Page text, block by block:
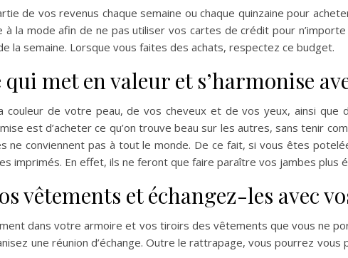
de vos revenus chaque semaine ou chaque quinzaine pour
la mode afin de ne pas utiliser vos cartes de crédit pour
la semaine. Lorsque vous faites des achats, respectez ce budget.
qui met en valeur et s’harmonise
couleur de votre peau, de vos cheveux et de vos yeux, ainsi
est d’acheter ce qu’on trouve beau sur les autres, sans tenir
ne conviennent pas à tout le monde. De ce fait, si vous êtes
imprimés. En effet, ils ne feront que faire paraître vos jambes plus
vêtements et échangez-les avec
dans votre armoire et vos tiroirs des vêtements que vous ne
une réunion d’échange. Outre le rattrapage, vous pourrez